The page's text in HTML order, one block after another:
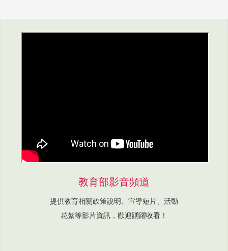
教育部影音頻道
提供教育相關政策說明、宣導短片、活動
花絮等影片資訊，歡迎踴躍收看！